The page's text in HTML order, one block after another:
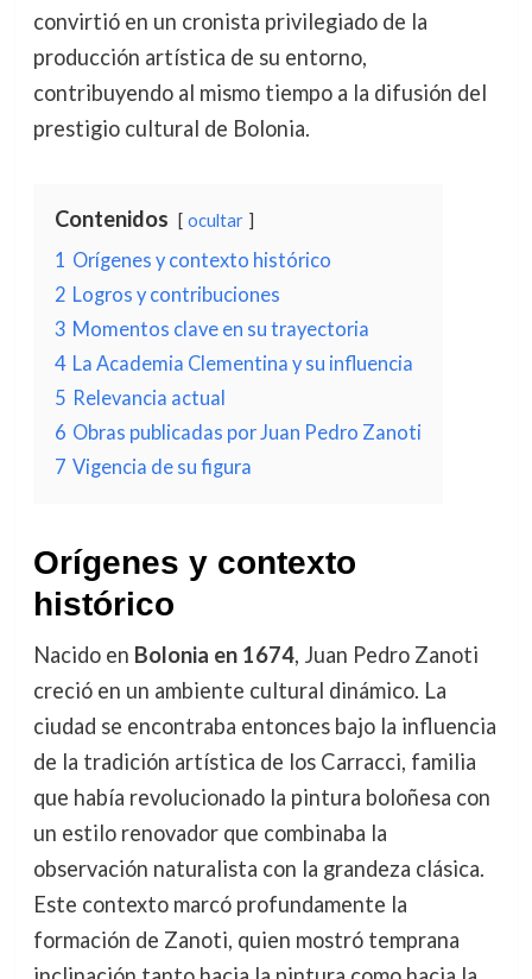
convirtió en un cronista privilegiado de la
producción artística de su entorno,
contribuyendo al mismo tiempo a la difusión del
prestigio cultural de Bolonia.
Contenidos ocultar
1 Orígenes y contexto histórico
2 Logros y contribuciones
3 Momentos clave en su trayectoria
4 La Academia Clementina y su influencia
5 Relevancia actual
6 Obras publicadas por Juan Pedro Zanoti
7 Vigencia de su figura
Orígenes y contexto
histórico
Nacido en Bolonia en 1674, Juan Pedro Zanoti
creció en un ambiente cultural dinámico. La
ciudad se encontraba entonces bajo la influencia
de la tradición artística de los Carracci, familia
que había revolucionado la pintura boloñesa con
un estilo renovador que combinaba la
observación naturalista con la grandeza clásica.
Este contexto marcó profundamente la
formación de Zanoti, quien mostró temprana